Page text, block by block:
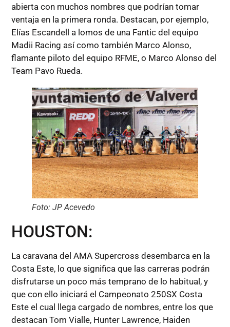
abierta con muchos nombres que podrían tomar
ventaja en la primera ronda. Destacan, por ejemplo,
Elías Escandell a lomos de una Fantic del equipo
Madii Racing así como también Marco Alonso,
flamante piloto del equipo RFME, o Marco Alonso del
Team Pavo Rueda.
Foto: JP Acevedo
HOUSTON:
La caravana del AMA Supercross desembarca en la
Costa Este, lo que significa que las carreras podrán
disfrutarse un poco más temprano de lo habitual, y
que con ello iniciará el Campeonato 250SX Costa
Este el cual llega cargado de nombres, entre los que
destacan Tom Vialle, Hunter Lawrence, Haiden